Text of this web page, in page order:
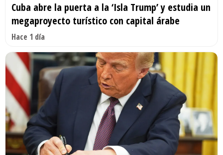
Cuba abre la puerta a la ‘Isla Trump’ y estudia un
megaproyecto turístico con capital árabe
Hace 1 día